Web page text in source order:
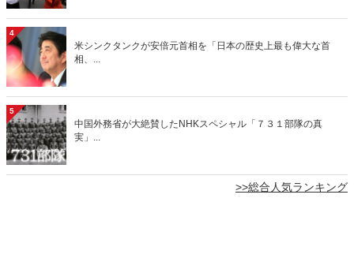
4
米シンクタンクが安倍元首相を「日本の歴史上最も偉大な首
相、...
5
中国外務省が大絶賛したNHKスペシャル「７３１部隊の真
実」...
>>総合人気ランキング